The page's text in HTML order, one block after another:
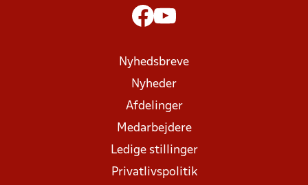
Nyhedsbreve
Nyheder
Afdelinger
Medarbejdere
Ledige stillinger
Privatlivspolitik